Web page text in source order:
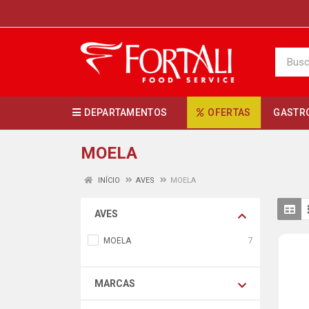
DEPARTAMENTOS OFERTAS
MOELA
INÍCIO AVES MOELA
AVES
MOELA 7
MARCAS